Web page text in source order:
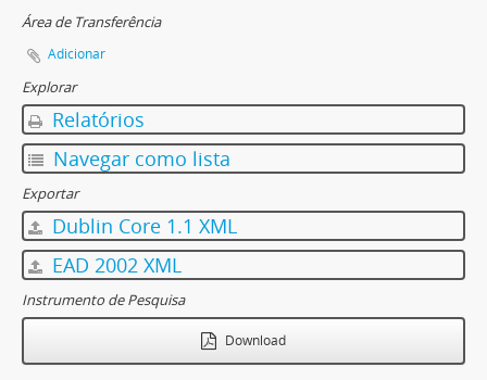
Área de Transferência
Adicionar
Explorar
Relatórios
Navegar como lista
Exportar
Dublin Core 1.1 XML
EAD 2002 XML
Instrumento de Pesquisa
Download